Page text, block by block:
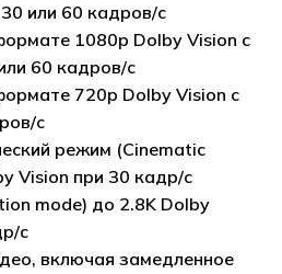
или 60 кадров/с
1080p Dolby Vision с
60 кадров/с
720p Dolby Vision с
с
режим (Cinematic
Vision при 30 кадр/с
mode) до 2.8K Dolby
с
включая замедленное